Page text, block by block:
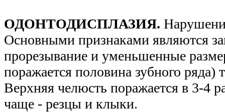
ОДОНТОДИСПЛАЗИЯ.
Основными признаками являются
прорезывание и уменьшенные
поражается половина зубного
Верхняя челюсть поражается в 3-4
чаще - резцы и клыки.